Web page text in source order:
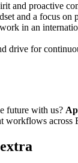
and proactive
and a focus on
in an
drive for
future with us?
workflows across